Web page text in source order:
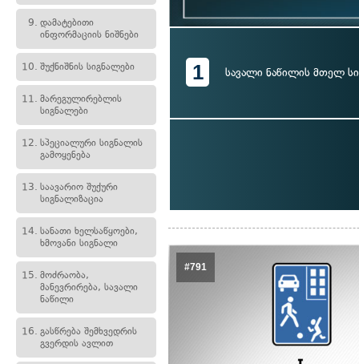
9. დამატებითი
ინფორმაციის ნიშნები
10. შუქნიშნის სიგნალები
11. მარეგულირებლის
სიგნალები
12. სპეციალური სიგნალის
გამოყენება
13. საავარიო შუქური
სიგნალიზაცია
14. სანათი ხელსაწყოები,
ხმოვანი სიგნალი
15. მოძრაობა,
მანევრირება, სავალი
ნაწილი
16. გასწრება შემხვედრის
გვერდის ავლით
1 სავალი ნაწილის მთელ
#791